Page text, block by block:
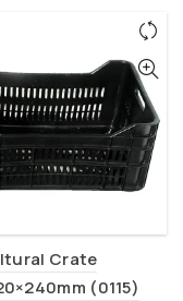
Crate
(0115)